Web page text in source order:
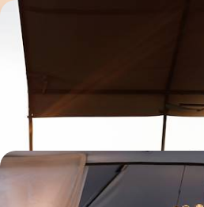
Vic Falls, Makgadikgadi,
en adresses secrètes
Multiplier les ambiances africaines, des
méconnus Makgadikgadi Pans, via le
9 jours, de 7700 à 11000 €
Glamping chic, sites
adresses exclusives